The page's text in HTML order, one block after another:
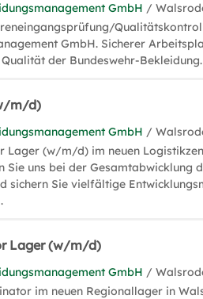
GmbH /
GmbH. Sicherer
der Bundeswehr-Bekleidung.
m/d)
GmbH /
Lager (w/m/d) im neuen
Sie uns bei der Gesamtabwicklung
sichern Sie vielfältige
Lager (w/m/d)
GmbH /
im neuen Regionallager in